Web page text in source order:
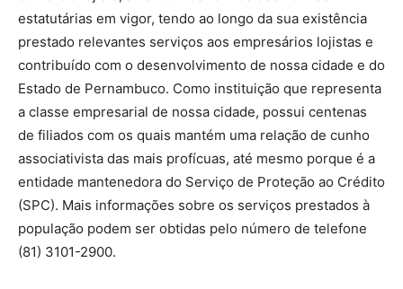
estatutárias em vigor, tendo ao longo da sua existência
prestado relevantes serviços aos empresários lojistas e
contribuído com o desenvolvimento de nossa cidade e do
Estado de Pernambuco. Como instituição que representa
a classe empresarial de nossa cidade, possui centenas
de filiados com os quais mantém uma relação de cunho
associativista das mais profícuas, até mesmo porque é a
entidade mantenedora do Serviço de Proteção ao Crédito
(SPC). Mais informações sobre os serviços prestados à
população podem ser obtidas pelo número de telefone
(81) 3101-2900.